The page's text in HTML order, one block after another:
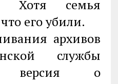
Хотя семья
его убили.
архивов
службы
версия о